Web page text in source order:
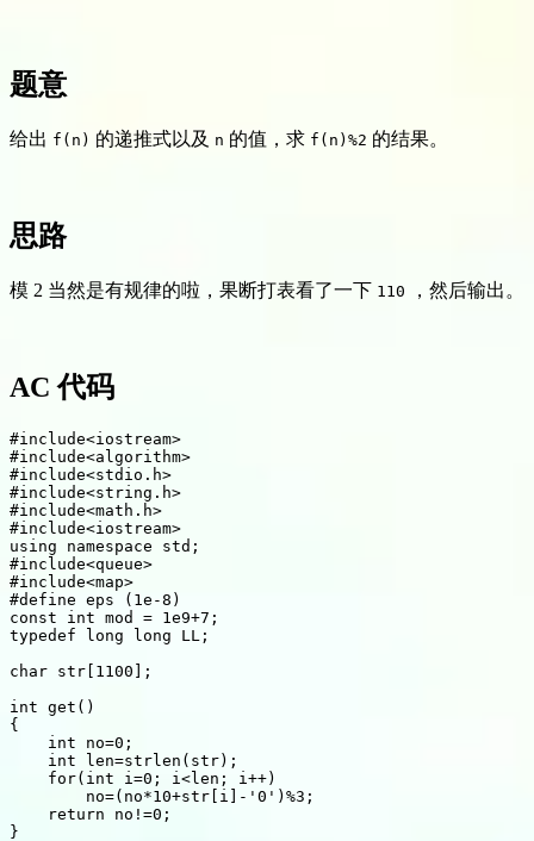
题意
给出 f(n) 的递推式以及 n 的值，求 f(n)%2 的结果。
思路
模 2 当然是有规律的啦，果断打表看了一下 110 ，然后输出。
AC 代码
#include<iostream>
#include<algorithm>
#include<stdio.h>
#include<string.h>
#include<math.h>
#include<iostream>
using
namespace std ;
#include<queue>
#include<map>
#define eps (1e-8)
const
int mod = 1e9+7 ;
typedef
long long LL ;
char str 1100
;
int get ( )
{
int no=0 ;
int len=strlen ( str) ;
for( int i =0 ; i <len ; i ++)
        no
=( no*10+str i - '0' ) %3 ;
return no !=0 ;
}